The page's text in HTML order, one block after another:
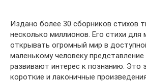
Издано более 30 сборников стихов
несколько миллионов. Его стихи
открывать огромный мир в
маленькому человеку
развивают интерес к познанию. Это
короткие и лаконичные